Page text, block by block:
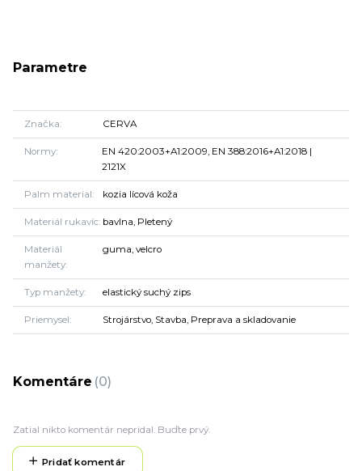
Parametre
Značka CERVA
Normy
EN 420:2003+A1:2009, EN 388:2016+A1:2018 |
2121X
Palm material kozia lícová koža
Materiál rukavíc bavlna, Pletený
Materiál
manžety
guma, velcro
Typ manžety elastický suchý zips
Priemysel Strojárstvo, Stavba, Preprava a skladovanie
Komentáre 0
Zatial nikto komentár nepridal. Buďte prvý.
Pridať komentár